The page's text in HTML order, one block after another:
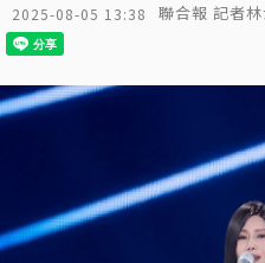
2025-08-05 13:38 聯合報 記者